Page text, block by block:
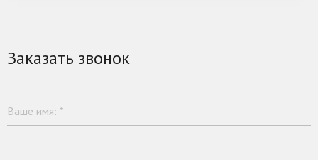
Заказать звонок
Ваше имя: *